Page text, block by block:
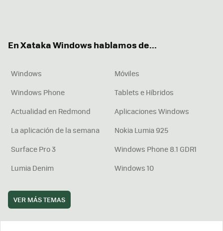
En Xataka Windows hablamos de...
Windows
Móviles
Windows Phone
Tablets e Híbridos
Actualidad en Redmond
Aplicaciones Windows
La aplicación de la semana
Nokia Lumia 925
Surface Pro 3
Windows Phone 8.1 GDR1
Lumia Denim
Windows 10
VER MÁS TEMAS